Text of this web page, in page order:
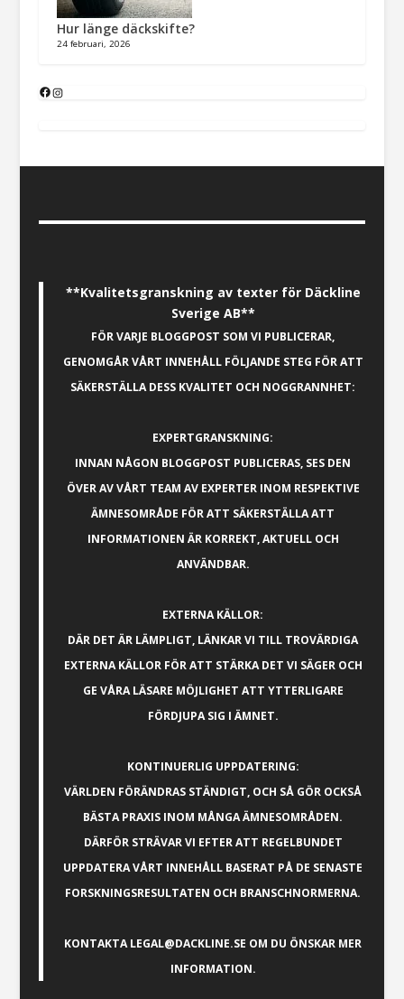
Hur länge däckskifte?
24 februari, 2026
**Kvalitetsgranskning av texter för Däckline
Sverige AB**
FÖR VARJE BLOGGPOST SOM VI PUBLICERAR,
GENOMGÅR VÅRT INNEHÅLL FÖLJANDE STEG FÖR ATT
SÄKERSTÄLLA DESS KVALITET OCH NOGGRANNHET:
EXPERTGRANSKNING:
INNAN NÅGON BLOGGPOST PUBLICERAS, SES DEN
ÖVER AV VÅRT TEAM AV EXPERTER INOM RESPEKTIVE
ÄMNESOMRÅDE FÖR ATT SÄKERSTÄLLA ATT
INFORMATIONEN ÄR KORREKT, AKTUELL OCH
ANVÄNDBAR.
EXTERNA KÄLLOR:
DÄR DET ÄR LÄMPLIGT, LÄNKAR VI TILL TROVÄRDIGA
EXTERNA KÄLLOR FÖR ATT STÄRKA DET VI SÄGER OCH
GE VÅRA LÄSARE MÖJLIGHET ATT YTTERLIGARE
FÖRDJUPA SIG I ÄMNET.
KONTINUERLIG UPPDATERING:
VÄRLDEN FÖRÄNDRAS STÄNDIGT, OCH SÅ GÖR OCKSÅ
BÄSTA PRAXIS INOM MÅNGA ÄMNESOMRÅDEN.
DÄRFÖR STRÄVAR VI EFTER ATT REGELBUNDET
UPPDATERA VÅRT INNEHÅLL BASERAT PÅ DE SENASTE
FORSKNINGSRESULTATEN OCH BRANSCHNORMERNA.
KONTAKTALEGAL@DACKLINE.SE OM DU ÖNSKAR MER
INFORMATION.